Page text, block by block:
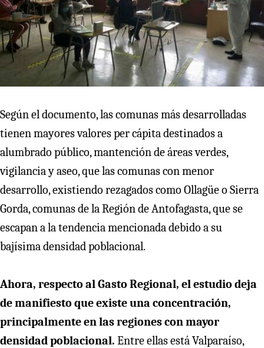
Según el documento, las comunas más desarrolladas
tienen mayores valores per cápita destinados a
alumbrado público, mantención de áreas verdes,
vigilancia y aseo, que las comunas con menor
desarrollo, existiendo rezagados como Ollagüe o Sierra
Gorda, comunas de la Región de Antofagasta, que se
escapan a la tendencia mencionada debido a su
bajísima densidad poblacional.
Ahora, respecto al Gasto Regional, el estudio deja
de manifiesto que existe una concentración,
principalmente en las regiones con mayor
densidad poblacional. Entre ellas está Valparaíso,